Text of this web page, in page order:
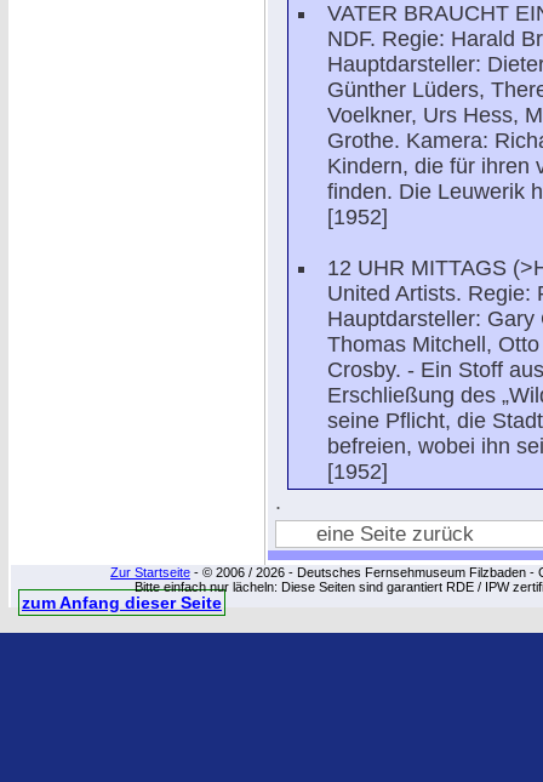
VATER BRAUCHT
NDF. Regie: Harald
Hauptdarsteller:
Günther Lüders,
Voelkner, Urs Hess,
Grothe. Kamera:
Kindern, die für ihren
finden. Die Leuwerik
[1952]
12 UHR MITTAGS
United Artists. Regie:
Hauptdarsteller:
Thomas Mitchell,
Crosby. - Ein Stoff
Erschließung des
seine Pflicht, die
befreien, wobei ihn
[1952]
.
eine Seite zurück
Zur Startseite - © 2006 / 2026 - Deutsches Fernsehmuseum Filzbaden -
Bitte einfach nur lächeln: Diese Seiten sind garantiert RDE / IPW
zum Anfang dieser Seite